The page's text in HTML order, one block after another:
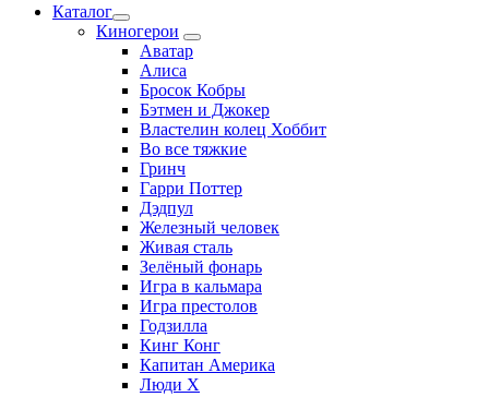
Каталог
Киногерои
Аватар
Алиса
Бросок Кобры
Бэтмен и Джокер
Властелин колец Хоббит
Во все тяжкие
Гринч
Гарри Поттер
Дэдпул
Железный человек
Живая сталь
Зелёный фонарь
Игра в кальмара
Игра престолов
Годзилла
Кинг Конг
Капитан Америка
Люди X